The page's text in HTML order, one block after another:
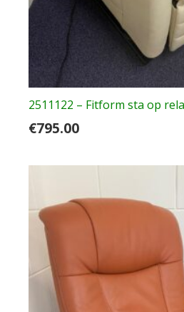
2511122 – Fitform sta op
€795.00